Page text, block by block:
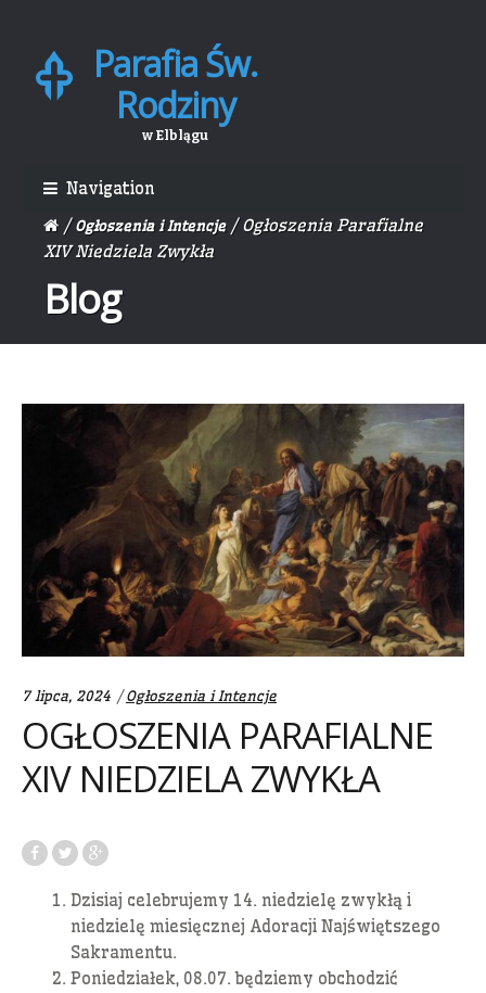
Skip
to
navigation
Skip
to
content
Parafia Św.
Rodziny
w Elblągu
Navigation
/Ogłoszenia i Intencje/ Ogłoszenia Parafialne
XIV Niedziela Zwykła
Blog
7 lipca, 2024 Categories:
Ogłoszenia i Intencje
OGŁOSZENIA PARAFIALNE
XIV NIEDZIELA ZWYKŁA
Dzisiaj celebrujemy 14. niedzielę zwykłą i
niedzielę miesięcznej Adoracji Najświętszego
Sakramentu.
Poniedziałek, 08.07. będziemy obchodzić